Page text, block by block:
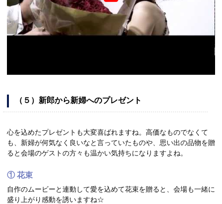
（５）新郎から新婦へのプレゼント
心を込めたプレゼントも大変喜ばれますね。高価なものでなくて
も、新婦が何気なく良いなと言っていたものや、思い出の品物を贈
ると会場のゲストの方々も温かい気持ちになりますよね。
① 花束
自作のムービーと連動して愛を込めて花束を贈ると、会場も一緒に
盛り上がり感動を誘いますね☆